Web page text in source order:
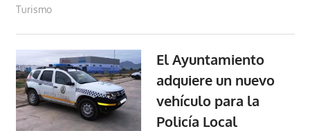
Turismo
El Ayuntamiento
adquiere un nuevo
vehículo para la
Policía Local